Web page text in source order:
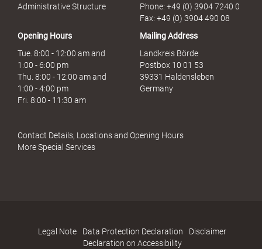
Administrative Structure
Phone: +49 (0) 3904 7240 0
Fax: +49 (0) 3904 490 08
Opening Hours
Tue. 8:00 - 12:00 am and
1:00 - 6:00 pm
Thu. 8:00 - 12:00 am and
1:00 - 4:00 pm
Fri. 8:00 - 11:30 am
Mailing Address
Landkreis Börde
Postbox 10 01 53
39331 Haldensleben
Germany
Contact Details, Locations and Opening Hours
More Special Services
Legal Note Data Protection Declaration
Disclaimer
Declaration on Accessibility